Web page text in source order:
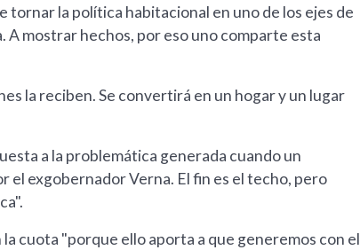
la política habitacional en uno de los ejes de
A mostrar hechos, por eso uno comparte esta
la reciben. Se convertirá en un hogar y un lugar
a la problemática generada cuando un
el exgobernador Verna. El fin es el techo, pero
cuota "porque ello aporta a que generemos con el